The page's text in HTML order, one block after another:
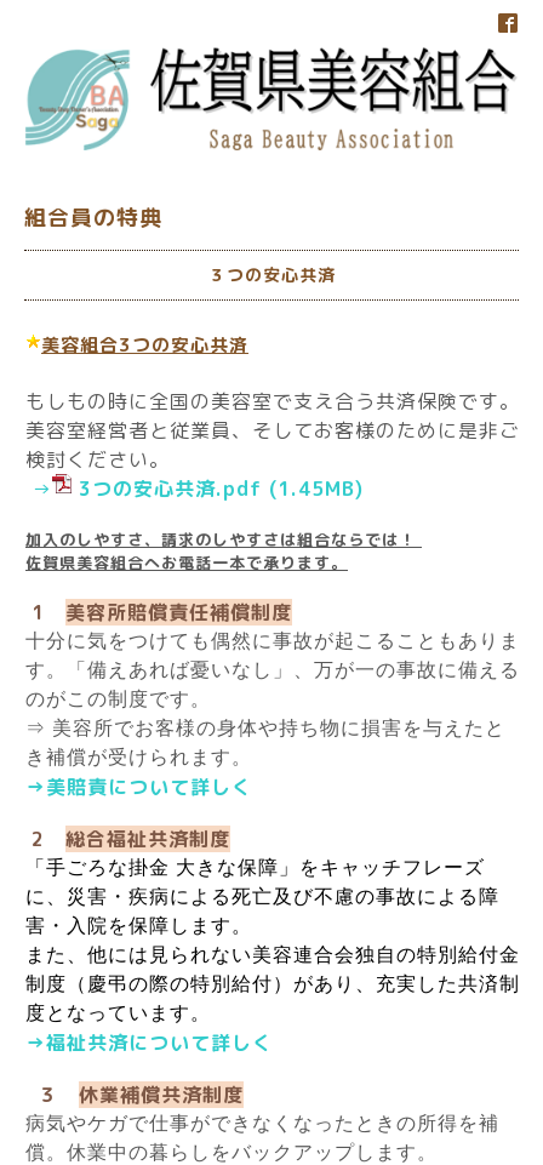
組合員の特典
３つの安心共済
美容組合3つの安心共済
もしもの時に全国の美容室で支え合う共済保険です。
美容室経営者と従業員、そしてお客様のために是非ご
検討ください。
→
3つの安心共済.pdf (1.45MB)
加入のしやすさ、請求のしやすさは組合ならでは！
佐賀県美容組合へお電話一本で承ります。
1 美容所賠償責任補償制度
十分に気をつけても偶然に事故が起こることもありま
す。「備えあれば憂いなし」、万が一の事故に備える
のがこの制度です。
⇒ 美容所でお客様の身体や持ち物に損害を与えたと
き補償が受けられます。
→美賠責について詳しく
2 総合福祉共済制度
「手ごろな掛金 大きな保障」をキャッチフレーズ
に、災害・疾病による死亡及び不慮の事故による障
害・入院を保障します。
また、他には見られない美容連合会独自の特別給付金
制度（慶弔の際の特別給付）があり、充実した共済制
度となっています。
→福祉共済について詳しく
３
休業補償共済制度
病気やケガで仕事ができなくなったときの所得を補
償。休業中の暮らしをバックアップします。